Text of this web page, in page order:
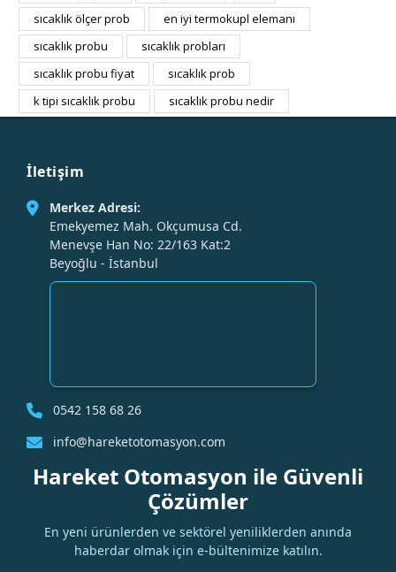
sıcaklık ölçer prob
en iyi termokupl elemanı
sıcaklık probu
sıcaklık probları
sıcaklık probu fiyat
sıcaklık prob
k tipi sıcaklık probu
sıcaklık probu nedir
İletişim
Merkez Adresi:
Emekyemez Mah. Okçumusa Cd.
Menevşe Han No: 22/163 Kat:2
Beyoğlu - İstanbul
0542 158 68 26
info@hareketotomasyon.com
Hareket Otomasyon ile Güvenli
Çözümler
En yeni ürünlerden ve sektörel yeniliklerden anında
haberdar olmak için e-bültenimize katılın.